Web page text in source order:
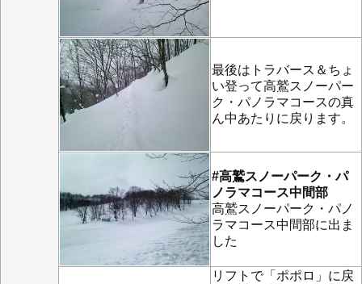
最後はトラバース＆ちょ
い登って高鷲スノーパー
ク・パノラマコースの真
ん中あたりに戻ります。
#高鷲スノーパーク・パ
ノラマコース中間部
高鷲スノーパーク・パノ
ラマコース中間部に出ま
した
リフトで「ポポロ」に戻